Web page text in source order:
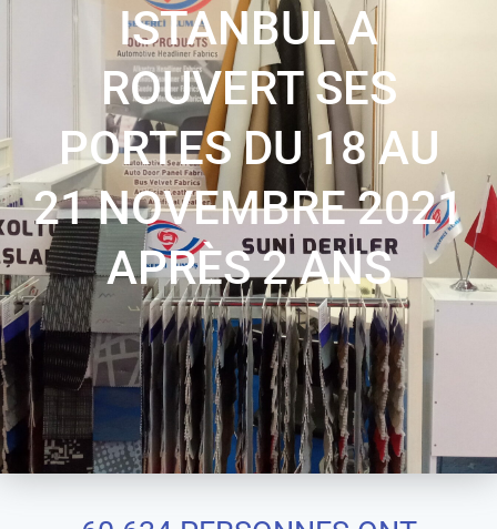
ISTANBUL A
ROUVERT SES
PORTES DU 18 AU
21 NOVEMBRE 2021
APRÈS 2 ANS